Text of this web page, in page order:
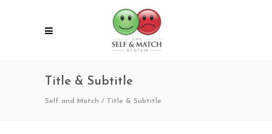
Title & Subtitle
Self and Match / Title & Subtitle